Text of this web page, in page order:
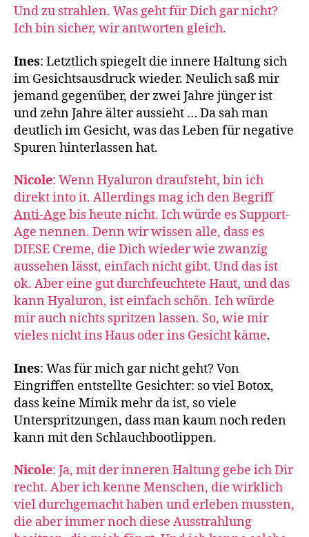
Und zu strahlen. Was geht für Dich gar nicht?
Ich bin sicher, wir antworten gleich.
Ines: Letztlich spiegelt die innere Haltung sich
im Gesichtsausdruck wieder. Neulich saß mir
jemand gegenüber, der zwei Jahre jünger ist
und zehn Jahre älter aussieht … Da sah man
deutlich im Gesicht, was das Leben für negative
Spuren hinterlassen hat.
Nicole: Wenn Hyaluron draufsteht, bin ich
direkt into it. Allerdings mag ich den Begriff
Anti-Age bis heute nicht. Ich würde es Support-
Age nennen. Denn wir wissen alle, dass es
DIESE Creme, die Dich wieder wie zwanzig
aussehen lässt, einfach nicht gibt. Und das ist
ok. Aber eine gut durchfeuchtete Haut, und das
kann Hyaluron, ist einfach schön. Ich würde
mir auch nichts spritzen lassen. So, wie mir
vieles nicht ins Haus oder ins Gesicht käme.
Ines: Was für mich gar nicht geht? Von
Eingriffen entstellte Gesichter: so viel Botox,
dass keine Mimik mehr da ist, so viele
Unterspritzungen, dass man kaum noch reden
kann mit den Schlauchbootlippen.
Nicole: Ja, mit der inneren Haltung gebe ich Dir
recht. Aber ich kenne Menschen, die wirklich
viel durchgemacht haben und erleben mussten,
die aber immer noch diese Ausstrahlung